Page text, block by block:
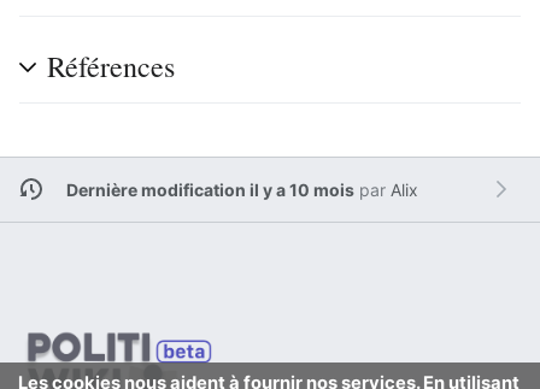
Références
Dernière modification il y a 10 moispar Alix
Les cookies nous aident à fournir nos services. En utilisant